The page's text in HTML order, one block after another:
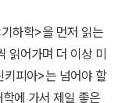
수 있었던 것은 거인
이 로버트 훅(영국
부이다. 뉴턴은 스스
하학>을 먼저 읽는
읽어가며 더 이상 미
피아>는 넘어야 할
에 가서 제일 좋은